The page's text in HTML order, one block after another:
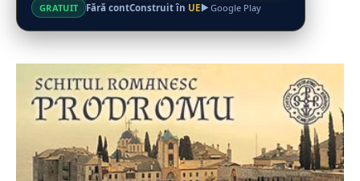
GRATUIT Fără contConstruit în UE Google Play